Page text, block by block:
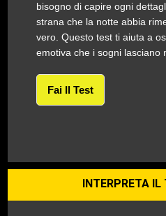
bisogno di capire ogni
strana che la notte abbia
vero. Questo test ti aiuta a
emotiva che i sogni lasciano
Fai Il Test
INTERPRETA